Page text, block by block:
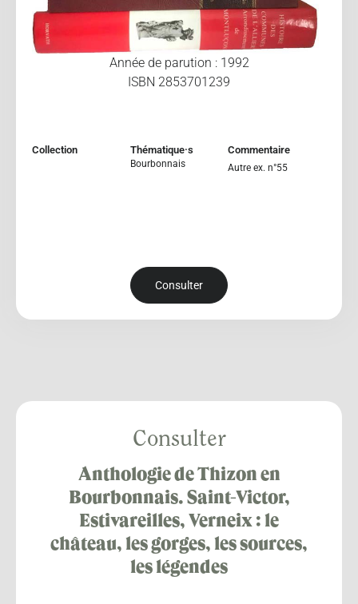
Année de parution : 1992
ISBN 2853701239
Collection Thématique·s
Bourbonnais
Commentaire
Autre ex. n°55
Consulter
Consulter
Anthologie de Thizon en
Bourbonnais. Saint-Victor,
Estivareilles, Verneix : le
château, les gorges, les sources,
les légendes